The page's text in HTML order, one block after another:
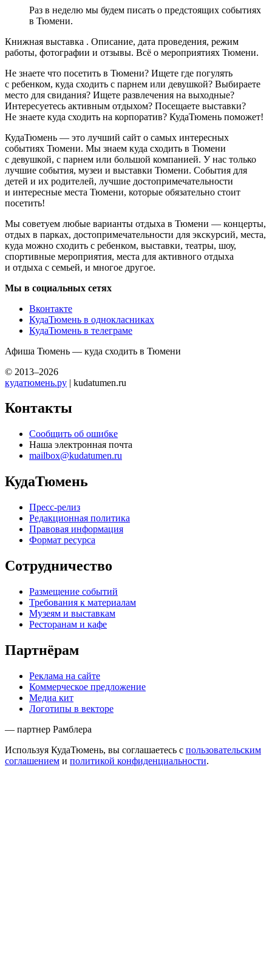
Раз в неделю мы будем писать о предстоящих событиях
в Тюмени.
Книжная выставка . Описание, дата проведения, режим
работы, фотографии и отзывы. Всё о мероприятиях Тюмени.
Не знаете что посетить в Тюмени? Ищете где погулять
с ребенком, куда сходить с парнем или девушкой? Выбираете
место для свидания? Ищете развлечения на выходные?
Интересуетесь активным отдыхом? Посещаете выставки?
Не знаете куда сходить на корпоратив? КудаТюмень поможет!
КудаТюмень — это лучший сайт о самых интересных
событиях Тюмени. Мы знаем куда сходить в Тюмени
с девушкой, с парнем или большой компанией. У нас только
лучшие события, музеи и выставки Тюмени. События для
детей и их родителей, лучшие достопримечательности
и интересные места Тюмени, которые обязательно стоит
посетить!
Мы советуем любые варианты отдыха в Тюмени — концерты,
отдых в парках, достопримечательности для экскурсий, места,
куда можно сходить с ребенком, выставки, театры, шоу,
спортивные мероприятия, места для активного отдыха
и отдыха с семьей, и многое другое.
Мы в социальных сетях
Вконтакте
КудаТюмень в однокласниках
КудаТюмень в телеграме
Афиша Тюмень — куда сходить в Тюмени
© 2013–2026
кудатюмень.ру | kudatumen.ru
Контакты
Сообщить об ошибке
Наша электронная почта
mailbox@kudatumen.ru
КудаТюмень
Пресс-релиз
Редакционная политика
Правовая информация
Формат ресурса
Сотрудничество
Размещение событий
Требования к материалам
Музеям и выставкам
Ресторанам и кафе
Партнёрам
Реклама на сайте
Коммерческое предложение
Медиа кит
Логотипы в векторе
— партнер Рамблера
Используя КудаТюмень, вы соглашаетесь с пользовательским
соглашением и политикой конфиденциальности.